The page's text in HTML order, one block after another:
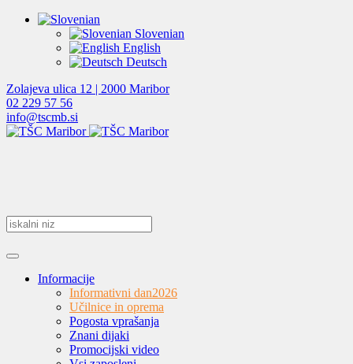
Slovenian
English
Deutsch
Zolajeva ulica 12 | 2000 Maribor
02 229 57 56
info@tscmb.si
Informacije
Informativni dan2026
Učilnice in oprema
Pogosta vprašanja
Znani dijaki
Promocijski video